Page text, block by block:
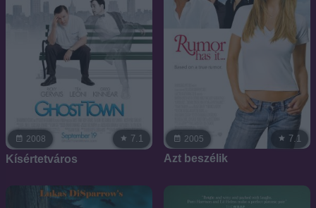
2008 7.1
Kísértetváros
2005 7.1
Azt beszélik